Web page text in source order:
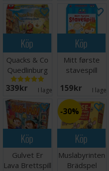
4
Köp
Quacks & Co
Quedlinburg
Dash
Brädspel
339 SEK I lager:
Köp
Mitt første
stavespill
159 SEK I
Köp
Gulvet Er
Lava Brettspill
Köp
30%
Muslabyrinten
Brädspel